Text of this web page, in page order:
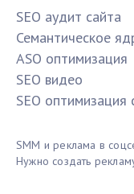
SЕО аудит сайта
Семантическое
ASO оптимизация
SЕО видео
SЕО оптимизация
SMM и реклама в
Нужно создать